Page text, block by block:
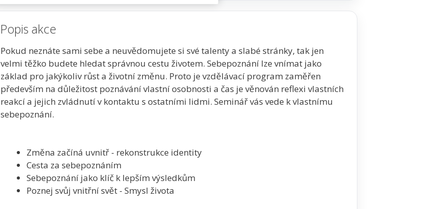
Popis akce
Pokud neznáte sami sebe a neuvědomujete si své talenty a slabé stránky, tak jen
velmi těžko budete hledat správnou cestu životem. Sebepoznání lze vnímat jako
základ pro jakýkoliv růst a životní změnu. Proto je vzdělávací program zaměřen
především na důležitost poznávání vlastní osobnosti a čas je věnován reflexi vlastních
reakcí a jejich zvládnutí v kontaktu s ostatními lidmi. Seminář vás vede k vlastnímu
sebepoznání.
Změna začíná uvnitř - rekonstrukce identity
Cesta za sebepoznáním
Sebepoznání jako klíč k lepším výsledkům
Poznej svůj vnitřní svět - Smysl života